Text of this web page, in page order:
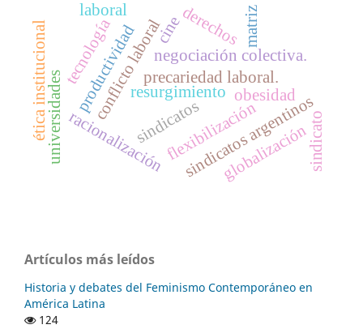
sindicatos argentinos
resurgimiento
conflicto laboralnegociación colectiva.
racionalizaciónflexibilización
productividad
globalización
universidades
ética institucional precariedad laboral.
tecnología cinederechos matriz
sindicato
laboral
sindicatos
obesidad
Artículos más leídos
Historia y debates del Feminismo Contemporáneo en
América Latina
124